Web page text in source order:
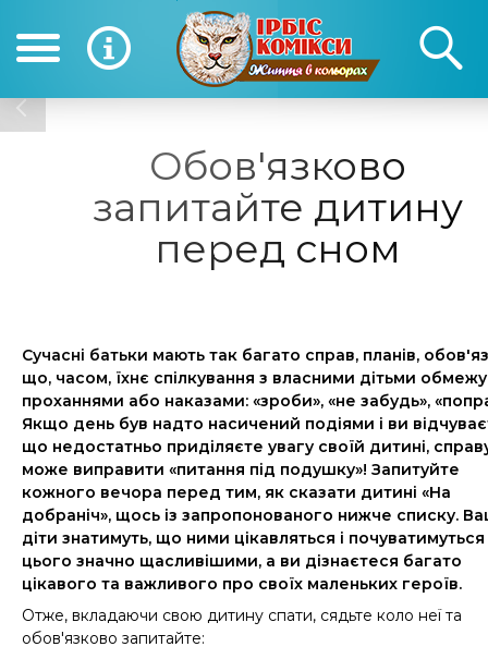
(050) 390-12-12
12-12
Обов'язково
запитайте дитину
перед сном
Сучасні батьки мають так багато справ, планів, обов'
що, часом, їхнє спілкування з власними дітьми
проханнями або наказами: «зроби», «не забудь»,
Якщо день був надто насичений подіями і ви
що недостатньо приділяєте увагу своїй дитині,
може виправити «питання під подушку»! Запитуйте
кожного вечора перед тим, як сказати дитині «На
добраніч», щось із запропонованого нижче списку.
діти знатимуть, що ними цікавляться і почуватимуться
цього значно щасливішими, а ви дізнаєтеся багато
цікавого та важливого про своїх маленьких героїв.
Отже, вкладаючи свою дитину спати, сядьте коло неї та
обов'язково запитайте: